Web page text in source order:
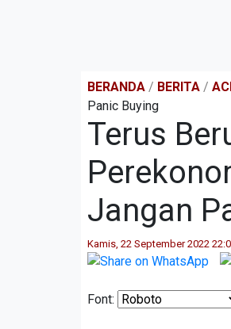
BERANDA / BERITA /
Panic Buying
Terus
Jangan
Kamis, 22 September 2022
Font: